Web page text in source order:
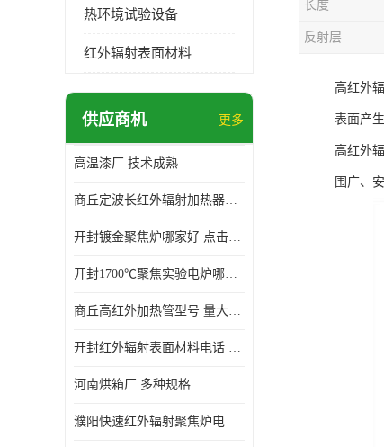
热环境试验设备
红外辐射表面材料
供应商机 更多
高温漆厂 技术成熟
商丘定波长红外辐射加热器厂家 安装简单
开封镀金聚焦炉哪家好 点击了解 标志明显
开封1700℃聚焦实验电炉哪家好 维护 实用性强
商丘高红外加热管型号 量大价优
开封红外辐射表面材料电话 操作方便 操作灵活
河南烘箱厂 多种规格
濮阳快速红外辐射聚焦炉电话 性能稳定
长度
反射层
高红外
表面产
高红外
围广、